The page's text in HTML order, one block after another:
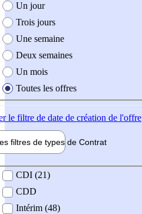
création de l'offre
Un jour
Trois jours
Une semaine
Deux semaines
Un mois
Toutes les offres
le filtre de date de création de l'offre
filtres de types de Contrat
contrat
CDI (21)
CDD
Intérim (48)